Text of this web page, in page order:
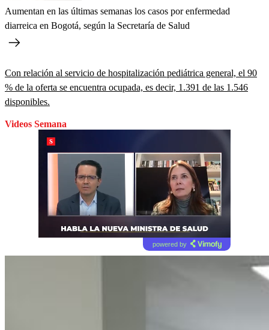
Aumentan en las últimas semanas los casos por enfermedad
diarreica en Bogotá, según la Secretaría de Salud
Con relación al servicio de hospitalización pediátrica general, el 90
% de la oferta se encuentra ocupada, es decir, 1.391 de las 1.546
disponibles.
Videos Semana
powered by